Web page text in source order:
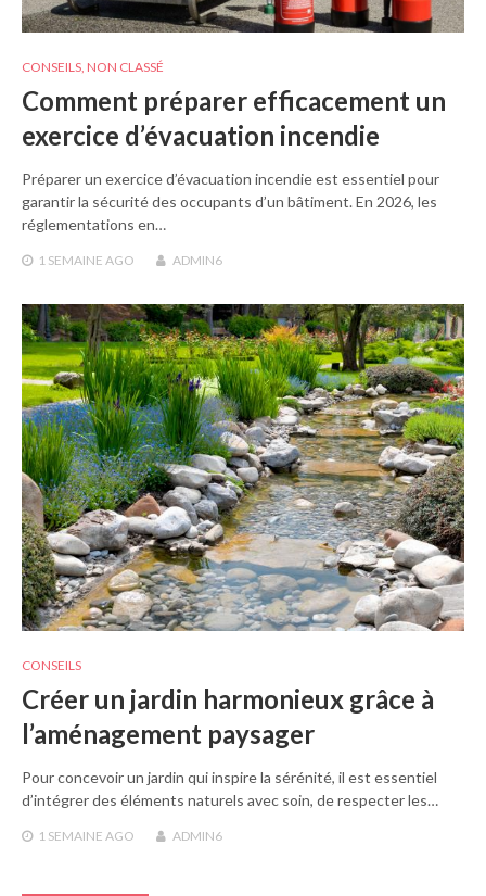
CONSEILS NON CLASSÉ
Comment préparer efficacement un
exercice d’évacuation incendie
Préparer un exercice d’évacuation incendie est essentiel pour
garantir la sécurité des occupants d’un bâtiment. En 2026, les
réglementations en…
1 SEMAINE AGO ADMIN6
CONSEILS
Créer un jardin harmonieux grâce à
l’aménagement paysager
Pour concevoir un jardin qui inspire la sérénité, il est essentiel
d’intégrer des éléments naturels avec soin, de respecter les…
1 SEMAINE AGO ADMIN6